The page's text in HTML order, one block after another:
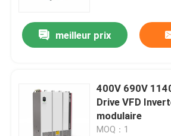
meilleur prix
400V 690V
Drive VFD
modulaire
MOQ：1